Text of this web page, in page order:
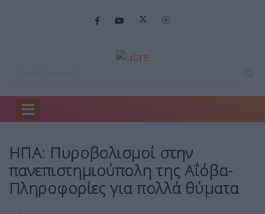
Home
ΗΠΑ: Πυροβολισμοί στην
πανεπιστημιούπολη της Aΐόβα-
Πληροφορίες για πολλά θύματα